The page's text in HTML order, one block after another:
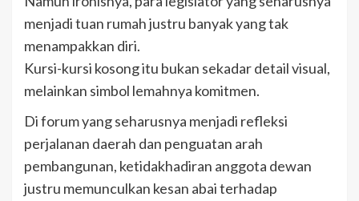
menjadi tuan rumah justru banyak yang tak
menampakkan diri.
Kursi-kursi kosong itu bukan sekadar detail visual,
melainkan simbol lemahnya komitmen.
Di forum yang seharusnya menjadi refleksi
perjalanan daerah dan penguatan arah
pembangunan, ketidakhadiran anggota dewan
justru memunculkan kesan abai terhadap